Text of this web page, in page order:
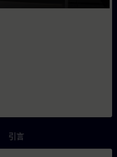
引言